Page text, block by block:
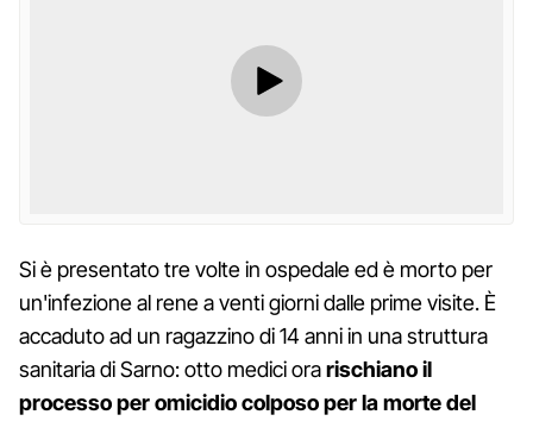
Si è presentato tre volte in ospedale ed è morto per
un'infezione al rene a venti giorni dalle prime visite. È
accaduto ad un ragazzino di 14 anni in una struttura
sanitaria di Sarno: otto medici orarischiano il
processo per omicidio colposo per la morte del